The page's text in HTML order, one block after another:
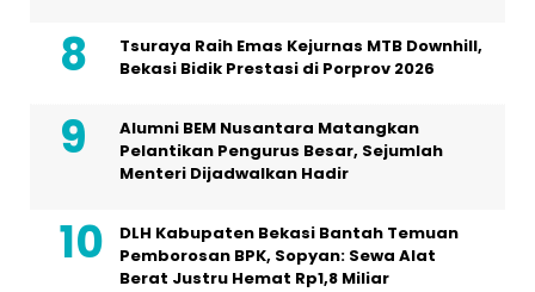
Tsuraya Raih Emas Kejurnas MTB Downhill,
Bekasi Bidik Prestasi di Porprov 2026
Alumni BEM Nusantara Matangkan
Pelantikan Pengurus Besar, Sejumlah
Menteri Dijadwalkan Hadir
DLH Kabupaten Bekasi Bantah Temuan
Pemborosan BPK, Sopyan: Sewa Alat
Berat Justru Hemat Rp1,8 Miliar